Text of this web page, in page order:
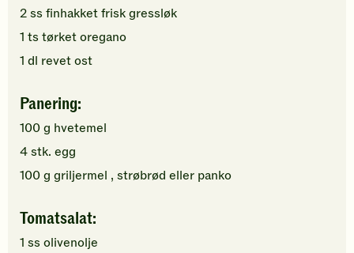
2ss finhakketfrisk gressløk
1 ts tørket oregano
1 dl revet ost
Panering:
100g hvetemel
4stk. egg
100g griljermel , strøbrød eller panko
Tomatsalat:
1 ss olivenolje